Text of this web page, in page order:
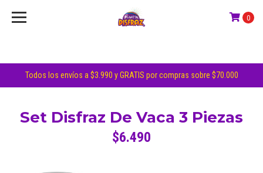
Todos los envíos a $3.990 y GRATIS por compras sobre $70.000
0
Set Disfraz De Vaca 3 Piezas
$6.490